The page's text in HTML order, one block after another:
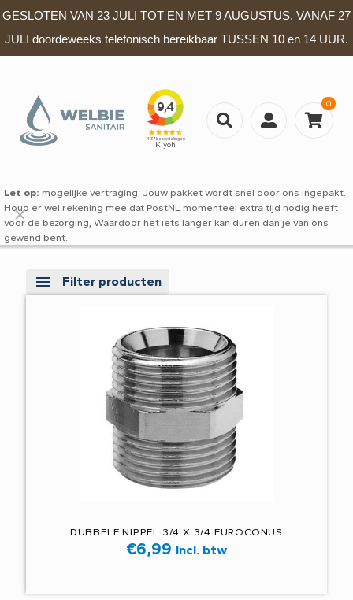
GESLOTEN VAN 23 JULI TOT EN MET 9 AUGUSTUS. VANAF 27
JULI doordeweeks telefonisch bereikbaar TUSSEN 10 en 14 UUR.
0
Let op: mogelijke vertraging: Jouw pakket wordt snel door ons ingepakt.
Houd er wel rekening mee dat PostNL momenteel extra tijd nodig heeft
voor de bezorging, Waardoor het iets langer kan duren dan je van ons
gewend bent.
✕
Filter producten
DUBBELE NIPPEL 3/4 X 3/4 EUROCONUS
€6,99 Incl. btw